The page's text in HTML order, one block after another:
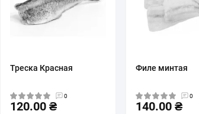
Треска Красная
0
120.00 ₴
Филе минтая
0
140.00 ₴